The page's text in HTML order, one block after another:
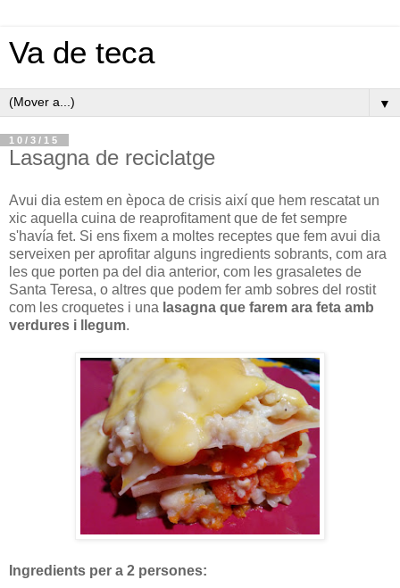
Va de teca
▼
10/3/15
Lasagna de reciclatge
Avui dia estem en època de crisis així que hem rescatat un
xic aquella cuina de reaprofitament que de fet sempre
s'havía fet. Si ens fixem a moltes receptes que fem avui dia
serveixen per aprofitar alguns ingredients sobrants, com ara
les que porten pa del dia anterior, com les grasaletes de
Santa Teresa, o altres que podem fer amb sobres del rostit
com les croquetes i una lasagna que farem ara feta amb
verdures i llegum.
Ingredients per a 2 persones: